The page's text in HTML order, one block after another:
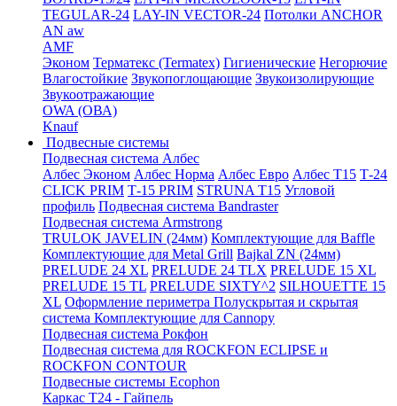
TEGULAR-24 LAY-IN VECTOR-24 Потолки ANCHOR
AN aw
AMF
Эконом Терматекс (Termatex) Гигиенические Негорючие
Влагостойкие Звукопоглощающие Звукоизолирующие
Звукоотражающие
OWA (ОВА)
Knauf
Подвесные системы
Подвесная система Албес
Албес Эконом Албес Норма Албес Евро Албес T15 Т-24
CLICK PRIM Т-15 PRIM STRUNA Т15 Угловой
профиль Подвесная система Bandraster
Подвесная система Armstrong
TRULOK JAVELIN (24мм) Комплектующие для Baffle
Комплектующие для Metal Grill Bajkal ZN (24мм)
PRELUDE 24 XL PRELUDE 24 TLX PRELUDE 15 XL
PRELUDE 15 TL PRELUDE SIXTY^2 SILHOUETTE 15
XL Оформление периметра Полускрытая и скрытая
система Комплектующие для Cannopy
Подвесная система Рокфон
Подвесная система для ROCKFON ECLIPSE и
ROCKFON CONTOUR
Подвесные системы Ecophon
Каркас Т24 - Гайпель